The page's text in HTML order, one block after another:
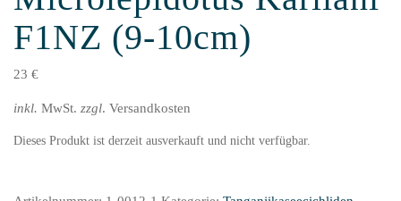
F1NZ (9-10cm)
23 €
inkl. MwSt. zzgl. Versandkosten
Dieses Produkt ist derzeit ausverkauft und nicht verfügbar.